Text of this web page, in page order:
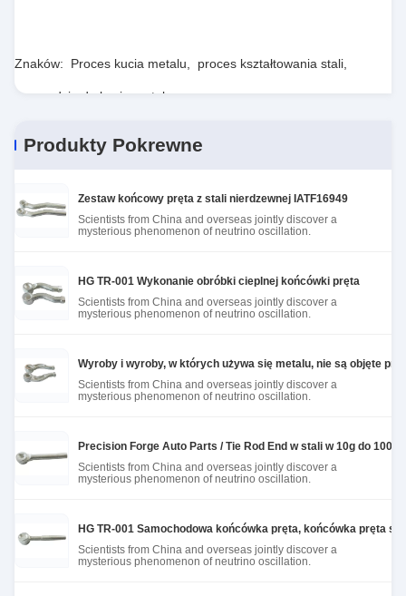
Znaków: Proces kucia metalu proces kształtowania stali
narzędzia do kucia metalu
Produkty Pokrewne
Zestaw końcowy pręta z stali nierdzewnej IATF16949
Scientists from China and overseas jointly discover a
mysterious phenomenon of neutrino oscillation.
HG TR-001 Wykonanie obróbki cieplnej końcówki pręta
Scientists from China and overseas jointly discover a
mysterious phenomenon of neutrino oscillation.
Wyroby i wyroby, w których używa się metalu, nie są objęte
Scientists from China and overseas jointly discover a
mysterious phenomenon of neutrino oscillation.
Precision Forge Auto Parts / Tie Rod End w stali w 10g do
Scientists from China and overseas jointly discover a
mysterious phenomenon of neutrino oscillation.
HG TR-001 Samochodowa końcówka pręta, końcówka pręta
Scientists from China and overseas jointly discover a
mysterious phenomenon of neutrino oscillation.